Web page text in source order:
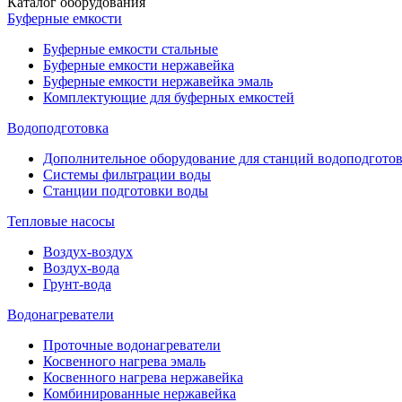
Буферные емкости
Буферные емкости стальные
Буферные емкости нержавейка
Буферные емкости нержавейка эмаль
Комплектующие для буферных емкостей
Водоподготовка
Дополнительное оборудование для станций
Системы фильтрации воды
Станции подготовки воды
Тепловые насосы
Воздух-воздух
Воздух-вода
Грунт-вода
Водонагреватели
Проточные водонагреватели
Косвенного нагрева эмаль
Косвенного нагрева нержавейка
Комбинированные нержавейка